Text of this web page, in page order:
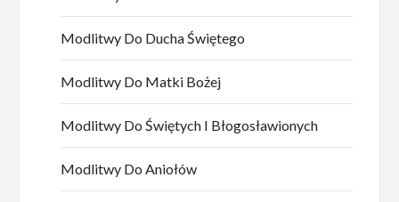
Modlitwy Do Ducha Świętego
Modlitwy Do Matki Bożej
Modlitwy Do Świętych I Błogosławionych
Modlitwy Do Aniołów